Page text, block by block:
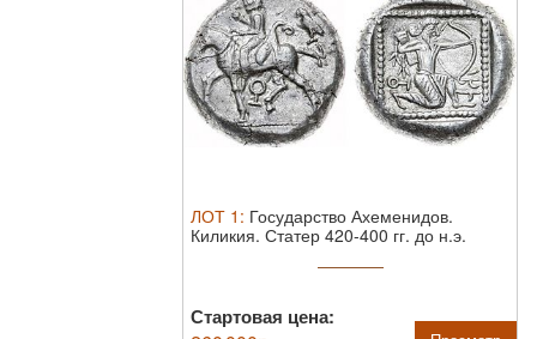
ЛОТ 1 : Государство Ахеменидов.
Киликия. Статер 420-400 гг. до н.э.
Стартовая цена: